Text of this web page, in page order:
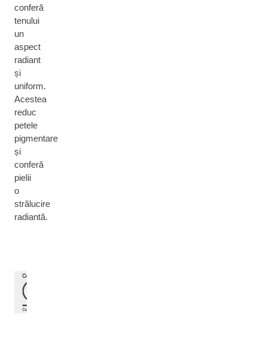
conferă
tenului
un
aspect
radiant
și
uniform.
Acestea
reduc
petele
pigmentare
și
conferă
pielii
o
strălucire
radiantă.